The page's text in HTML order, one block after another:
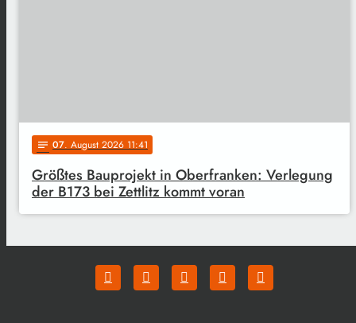
notes 07. August 2026 11:41
Größtes Bauprojekt in Oberfranken: Verlegung
der B173 bei Zettlitz kommt voran